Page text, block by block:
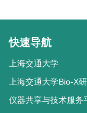
快速导航
上海交通大学
上海交通大学Bio-X
仪器共享与技术服务